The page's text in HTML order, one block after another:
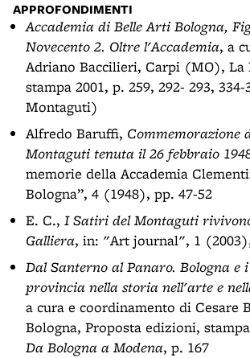
APPROFONDIMENTI
Accademia di Belle Arti Bologna,
Novecento 2. Oltre l'Accademia, a
Adriano Baccilieri, Carpi (MO), La
stampa 2001, p. 259, 292- 293,
Montaguti)
Alfredo Baruffi, Commemorazione
Montaguti tenuta il 26 febbraio
memorie della Accademia
Bologna”, 4 (1948), pp. 47-52
E. C., I Satiri del Montaguti
Galliera, in: "Art journal", 1
Dal Santerno al Panaro. Bologna e
provincia nella storia nell'arte e
a cura e coordinamento di Cesare
Bologna, Proposta edizioni,
Da Bologna a Modena, p. 167